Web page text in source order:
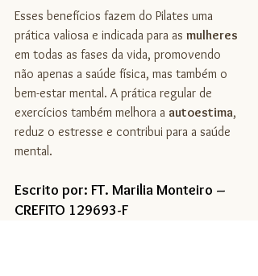
Esses benefícios fazem do Pilates uma
prática valiosa e indicada para as mulheres
em todas as fases da vida, promovendo
não apenas a saúde física, mas também o
bem-estar mental. A prática regular de
exercícios também melhora a autoestima,
reduz o estresse e contribui para a saúde
mental.
Escrito por: FT. Marilia Monteiro –
CREFITO 129693-F